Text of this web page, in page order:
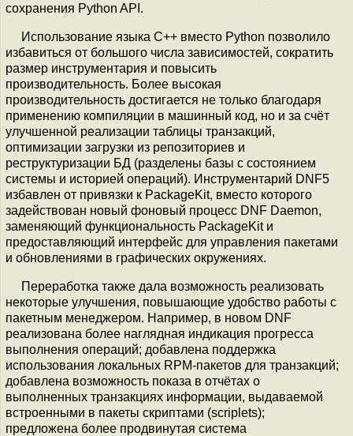
сохранения Python API.
Использование языка С++ вместо Python позволило
избавиться от большого числа зависимостей, сократить
размер инструментария и повысить
производительность. Более высокая
производительность достигается не только благодаря
применению компиляции в машинный код, но и за счёт
улучшенной реализации таблицы транзакций,
оптимизации загрузки из репозиториев и
реструктуризации БД (разделены базы с состоянием
системы и историей операций). Инструментарий DNF5
избавлен от привязки к PackageKit, вместо которого
задействован новый фоновый процесс DNF Daemon,
заменяющий функциональность PackageKit и
предоставляющий интерфейс для управления пакетами
и обновлениями в графических окружениях.
Переработка также дала возможность реализовать
некоторые улучшения, повышающие удобство работы с
пакетным менеджером. Например, в новом DNF
реализована более наглядная индикация прогресса
выполнения операций; добавлена поддержка
использования локальных RPM-пакетов для транзакций;
добавлена возможность показа в отчётах о
выполненных транзакциях информации, выдаваемой
встроенными в пакеты скриптами (scriplets);
предложена более продвинутая система